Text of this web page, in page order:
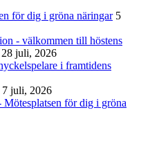
för dig i gröna näringar 5
- välkommen till höstens
28 juli, 2026
i framtidens
7 juli, 2026
för dig i gröna